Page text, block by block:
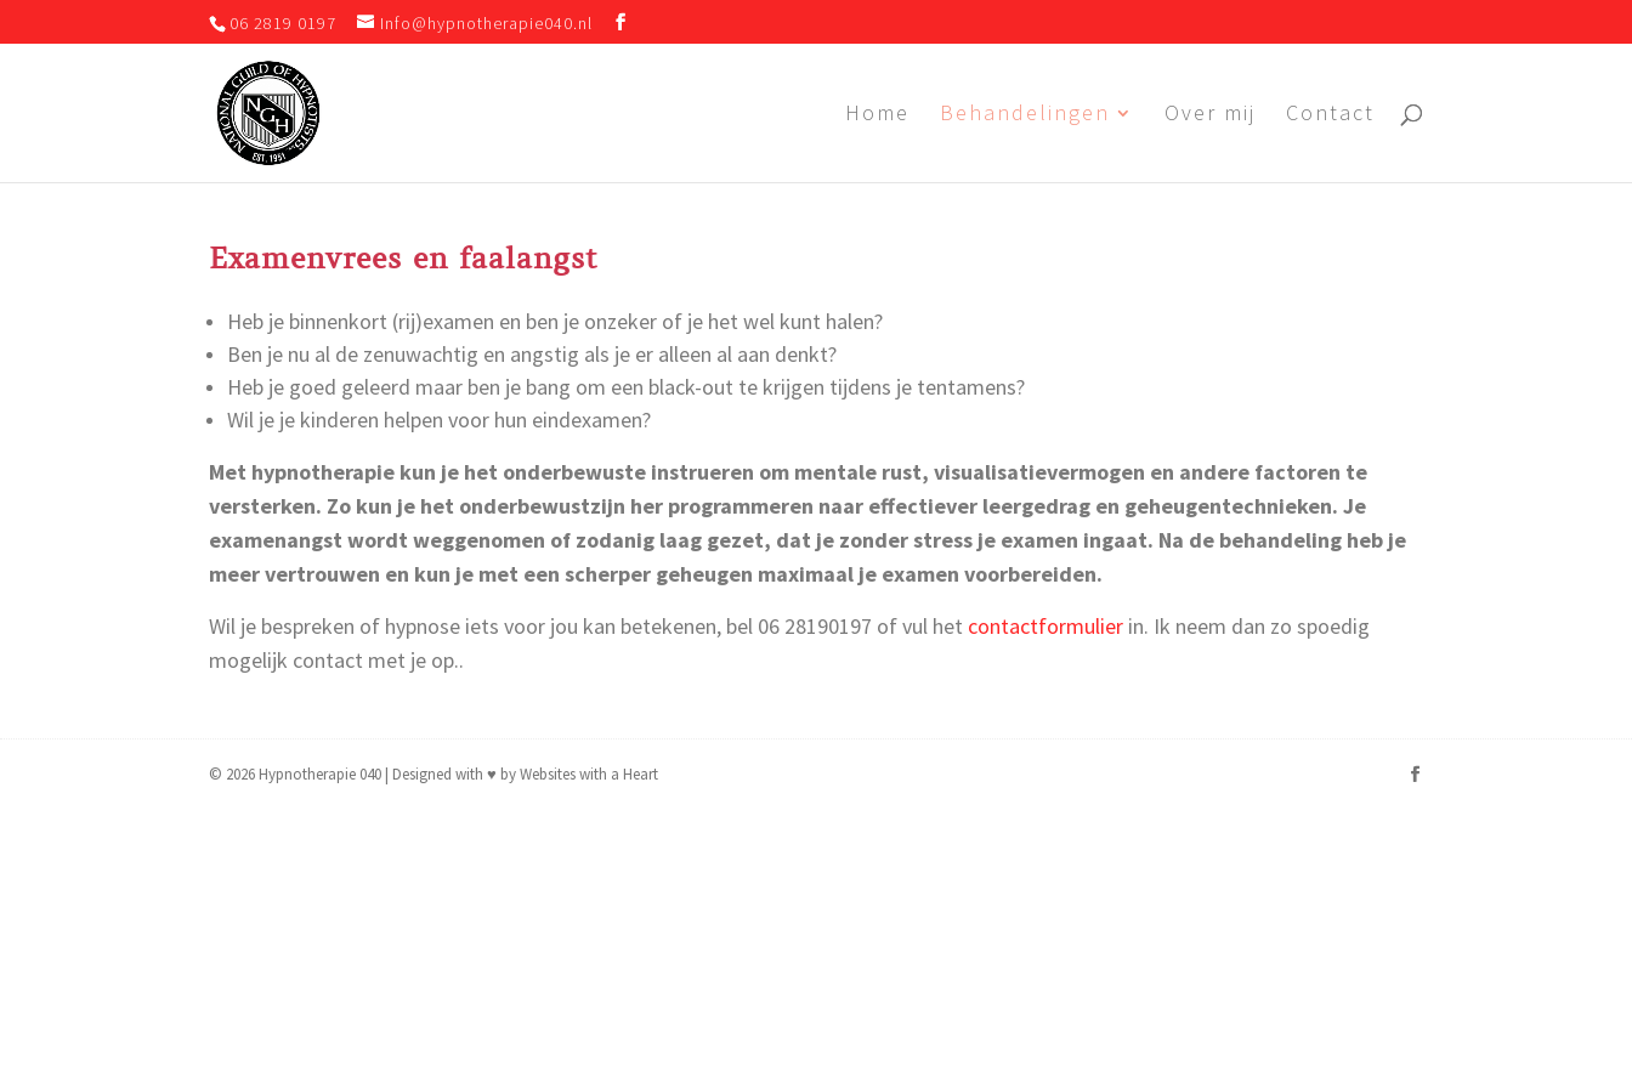
06 2819 0197 Info@hypnotherapie040.nl
Home Behandelingen Over mij Contact
Examenvrees en faalangst
Heb je binnenkort (rij)examen en ben je onzeker of je het wel kunt halen?
Ben je nu al de zenuwachtig en angstig als je er alleen al aan denkt?
Heb je goed geleerd maar ben je bang om een black-out te krijgen tijdens je tentamens?
Wil je je kinderen helpen voor hun eindexamen?
Met hypnotherapie kun je het onderbewuste instrueren om mentale rust, visualisatievermogen en andere factoren te
versterken. Zo kun je het onderbewustzijn her programmeren naar effectiever leergedrag en geheugentechnieken. Je
examenangst wordt weggenomen of zodanig laag gezet, dat je zonder stress je examen ingaat. Na de behandeling heb je
meer vertrouwen en kun je met een scherper geheugen maximaal je examen voorbereiden.
Wil je bespreken of hypnose iets voor jou kan betekenen, bel 06 28190197 of vul het contactformulier in. Ik neem dan zo spoedig
mogelijk contact met je op..
© 2026 Hypnotherapie 040 | Designed with ♥ byWebsites with a Heart